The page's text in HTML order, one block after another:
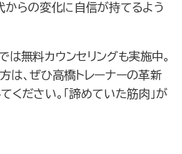
からの変化に自信が持てるよう
無料カウンセリングも実施中。
は、ぜひ高橋トレーナーの革新
ください。「諦めていた筋肉」が